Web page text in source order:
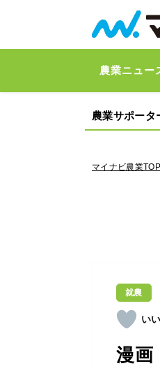
農業ニュー
農業サポータ
マイナビ農業TOP
就農
漫画